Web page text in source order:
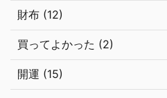
財布 (12)
買ってよかった (2)
開運 (15)